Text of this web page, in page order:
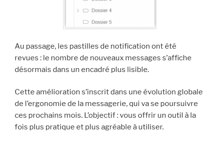
Au passage, les pastilles de notification ont été
revues : le nombre de nouveaux messages s’affiche
désormais dans un encadré plus lisible.
Cette amélioration s’inscrit dans une évolution globale
de l’ergonomie de la messagerie, qui va se poursuivre
ces prochains mois. L’objectif : vous offrir un outil à la
fois plus pratique et plus agréable à utiliser.